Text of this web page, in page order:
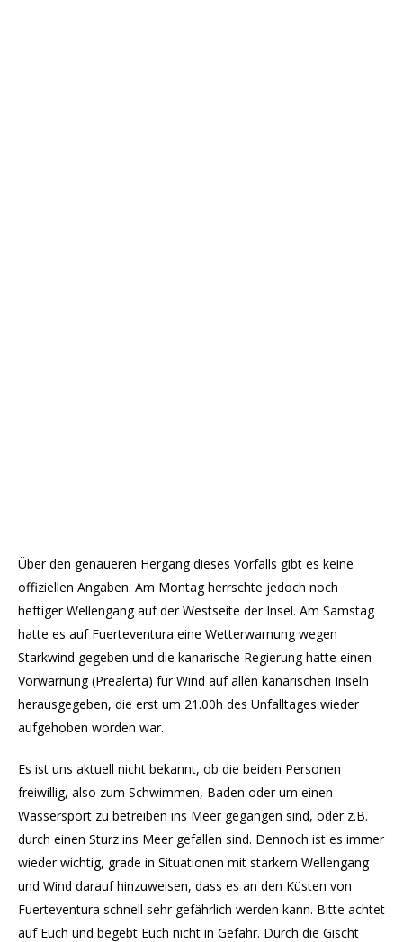
Über den genaueren Hergang dieses Vorfalls gibt es keine
offiziellen Angaben. Am Montag herrschte jedoch noch
heftiger Wellengang auf der Westseite der Insel. Am Samstag
hatte es auf Fuerteventura eine Wetterwarnung wegen
Starkwind gegeben und die kanarische Regierung hatte einen
Vorwarnung (Prealerta) für Wind auf allen kanarischen Inseln
herausgegeben, die erst um 21.00h des Unfalltages wieder
aufgehoben worden war.
Es ist uns aktuell nicht bekannt, ob die beiden Personen
freiwillig, also zum Schwimmen, Baden oder um einen
Wassersport zu betreiben ins Meer gegangen sind, oder z.B.
durch einen Sturz ins Meer gefallen sind. Dennoch ist es immer
wieder wichtig, grade in Situationen mit starkem Wellengang
und Wind darauf hinzuweisen, dass es an den Küsten von
Fuerteventura schnell sehr gefährlich werden kann. Bitte achtet
auf Euch und begebt Euch nicht in Gefahr. Durch die Gischt